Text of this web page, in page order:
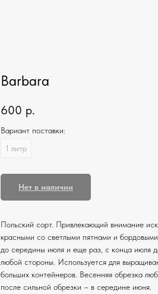
Barbara
600 р.
Вариант поставки:
1 литр
Нет в наличии
Польский сорт. Привлекающий внимание
красными со светлыми пятнами и
до середины июля и еще раз, с конца июля
любой стороны. Используется для
больших контейнеров. Весенняя обрезка
после сильной обрезки – в середине июня.